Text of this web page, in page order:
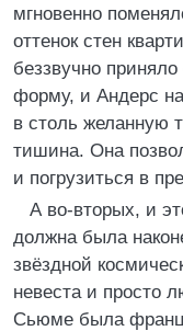
мгновенно
оттенок стен
беззвучно
форму, и Андерс
в столь желанную
тишина. Она
и погрузиться в
А во-вторых, и
должна была
звёздной
невеста и просто
Сьюме была